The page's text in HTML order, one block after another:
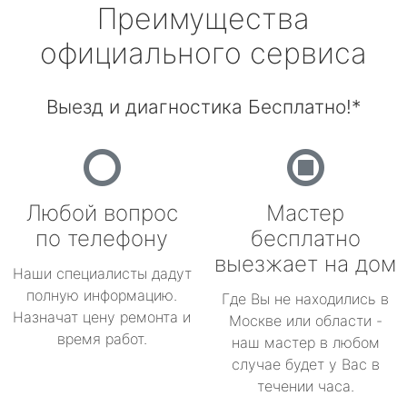
Преимущества
официального сервиса
Выезд и диагностика Бесплатно!*
Любой вопрос
по телефону
Наши специалисты дадут
полную информацию.
Назначат цену ремонта и
время работ.
Мастер
бесплатно
выезжает на дом
Где Вы не находились в
Москве или области -
наш мастер в любом
случае будет у Вас в
течении часа.